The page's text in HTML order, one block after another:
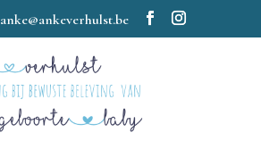
anke@ankeverhulst.be